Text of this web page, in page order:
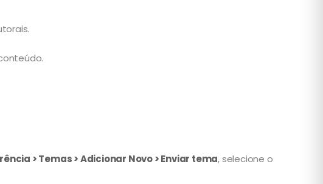
> Temas > Adicionar Novo > Enviar tema, selecione o